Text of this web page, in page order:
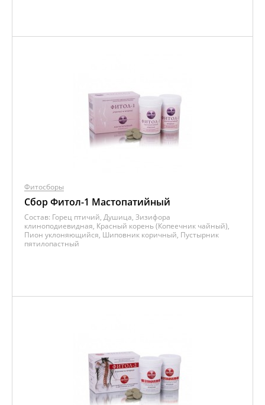
Фитосборы
Сбор Фитол-1 Мастопатийный
Состав: Горец птичий, Душица, Зизифора
клиноподиевидная, Красный корень (Копеечник чайный),
Пион уклоняющийся, Шиповник коричный, Пустырник
пятилопастный